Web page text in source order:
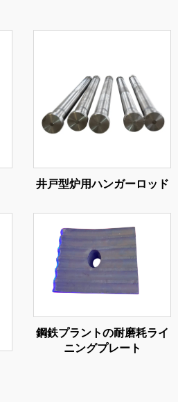
井戸型炉用ハンガーロッド
鋼鉄プラントの耐磨耗ライ
ニングプレート